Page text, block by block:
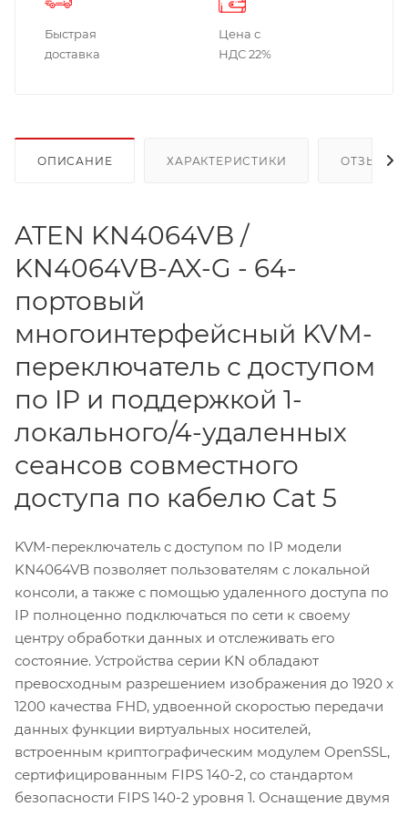
Быстрая
доставка
Цена с
НДС 22%
ОПИСАНИЕ ХАРАКТЕРИСТИКИ ОТЗЫВЫ
ATEN KN4064VB /
KN4064VB-AX-G - 64-
портовый
многоинтерфейсный KVM-
переключатель с доступом
по IP и поддержкой 1-
локального/4-удаленных
сеансов совместного
доступа по кабелю Cat 5
KVM-переключатель с доступом по IP модели
KN4064VB позволяет пользователям с локальной
консоли, а также с помощью удаленного доступа по
IP полноценно подключаться по сети к своему
центру обработки данных и отслеживать его
состояние. Устройства серии KN обладают
превосходным разрешением изображения до 1920 x
1200 качества FHD, удвоенной скоростью передачи
данных функции виртуальных носителей,
встроенным криптографическим модулем OpenSSL,
сертифицированным FIPS 140-2, со стандартом
безопасности FIPS 140-2 уровня 1. Оснащение двумя